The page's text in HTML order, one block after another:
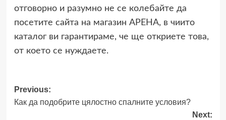
отговорно и разумно не се колебайте да
посетите сайта на магазин АРЕНА, в чиито
каталог ви гарантираме, че ще откриете това,
от което се нуждаете.
Post
navigation
Previous:
Как да подобрите цялостно спалните условия?
Next: